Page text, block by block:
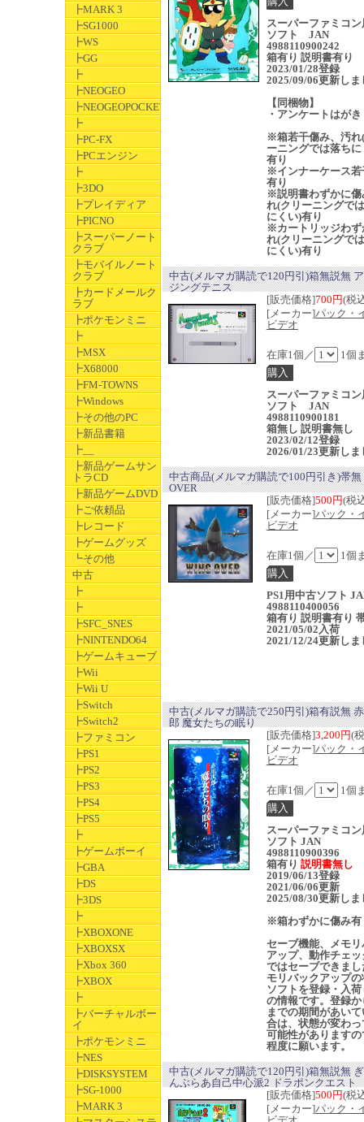
┣MARK 3
┣SG1000
┣WS
┣GG
┣
┣NEOGEO
┣NEOGEOPOCKET
┣
┣PC-FX
┣PCエンジン
┣
┣3DO
┣プレイディア
┣PICNO
┣スーパーノート
クラブ
┣モバイルノート
クラブ
┣カードメールク
ラブ
┣ポケモンミニ
┣
┣MSX
┣X68000
┣FM-TOWNS
┣Windows
┣その他のPC
┣新品書籍
┣__
┣新品ゲームサン
トラCD
┣新品ゲームDVD
┣ご依頼品
┣レコード
┣ゲームグッズ
┗その他
中古
┣
┣
┣SFC_SNES
┣NINTENDO64
┣ゲームキューブ
┣Wii
┣Wii U
┣Switch
┣Switch2
┣ファミコン
┣PS1
┣PS2
┣PS3
┣PS4
┣PS5
┣
┣ゲームボーイ
┣GBA
┣DS
┣3DS
┣
┣XBOXONE
┣XBOXSX
┣Xbox 360
┣XBOX
┣
┣バーチャルボー
イ
┣ポケモンミニ
┣NES
┣DISKSYSTEM
┣SG-1000
┣MARK 3
スーパーファミコ
ソフト JAN
4988110900242
箱有り 説明書有り
2023/01/28登録
2025/09/06更新しま
【同梱物】
・アンケートはがき
※箱若干傷み、汚れ
ーニングでは落ちに
有り
※インナーケース若
有り
※説明書わずかに傷
れ(クリーニングで
にくい)有り
※カートリッジわず
れ(クリーニングで
にくい)有り
中古(メルマガ購読で120円引)箱無説無
ジングテニス
[販売価格]700円(税
[メーカー]パック・
ビデオ
在庫1個／ 1個
スーパーファミコ
ソフト JAN
4988110900181
箱無し 説明書無し
2023/02/12登録
2026/01/23更新しま
中古商品(メルマガ購読で100円引き)帯無
OVER
[販売価格]500円(税
[メーカー]パック・
ビデオ
在庫1個／ 1個
PS1用中古ソフト
4988110400056
箱有り 説明書有り
2021/05/02入荷
2021/12/24更新しま
中古(メルマガ購読で250円引)箱有説無
郎 魔女たちの眠り
[販売価格]3,200円(
[メーカー]パック・
ビデオ
在庫1個／ 1個
スーパーファミコ
ソフト JAN
4988110900396
箱有り 説明書無し
2019/06/13登録
2021/06/06更新
2025/08/30更新しま
※箱わずかに傷み有
セーブ機能、メモ
アップ、動作チェ
ではセーブできまし
モリバックアップ
ソフトを登録・入
の情報です。登録か
までの期間があい
合は、状態が変わっ
可能性がありますの
程度に願います。
中古(メルマガ購読で120円引)箱無説無
んぶらあ自己中心派2 ドラポンクエスト
[販売価格]500円(税
[メーカー]パック・